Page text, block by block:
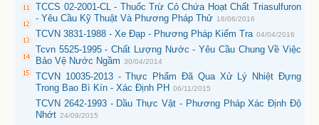
TCCS 02-2001-CL - Thuốc Trừ Cỏ Chứa Hoạt Chất Triasulfuron
- Yêu Cầu Kỹ Thuật Và Phương Pháp Thử 18/06/2016
TCVN 3831-1988 - Xe Đạp - Phương Pháp Kiểm Tra 04/04/2016
Tcvn 5525-1995 - Chất Lượng Nước - Yêu Cầu Chung Về Việc
Bảo Vệ Nước Ngầm 30/04/2014
TCVN 10035-2013 - Thực Phẩm Đã Qua Xử Lý Nhiệt Đựng
Trong Bao Bì Kín - Xác Định PH 06/11/2015
TCVN 2642-1993 - Dầu Thực Vật - Phương Pháp Xác Định Độ
Nhớt 24/09/2015